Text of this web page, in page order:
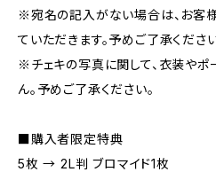
※宛名の記入がない場合は、お客
ていただきます。予めご了承ください
※チェキの写真に関して、衣装やポ
ん。予めご了承ください。
■購入者限定特典
5枚 → 2L判 ブロマイド1枚